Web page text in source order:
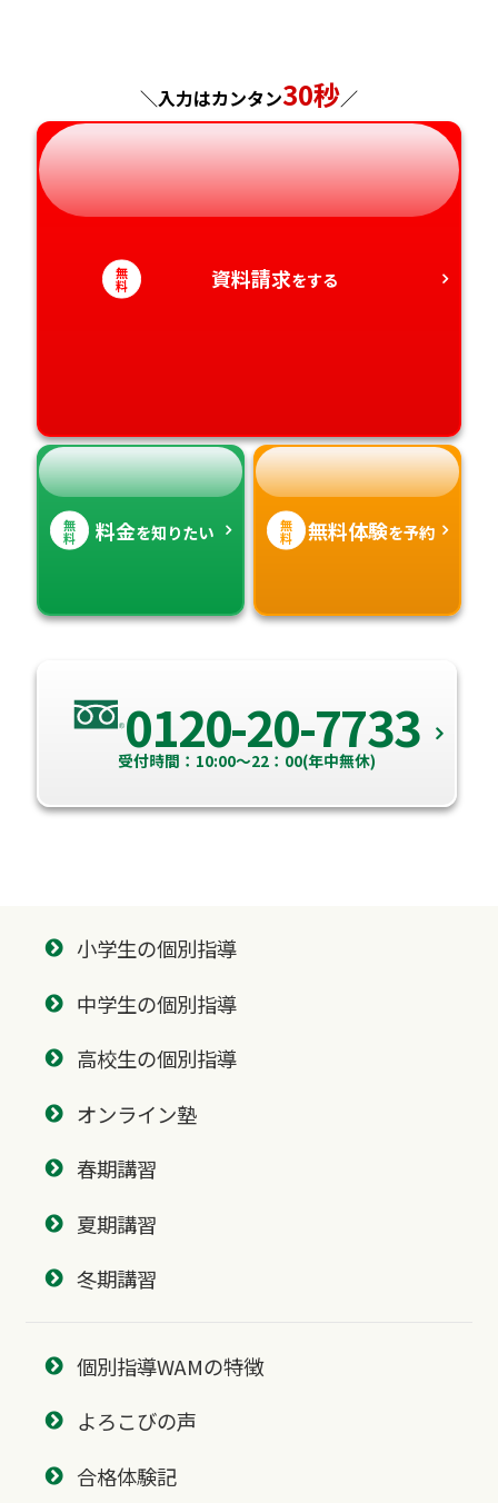
神奈川県
岐阜県
静岡県
愛知県
奈良県
和歌山県
広島県
山口県
徳島県
香川県
長崎県
熊本県
大分県
宮崎県
＼入力はカンタン30秒／
無
料 資料請求をする
無
料 料金を知りたい 無
料 無料体験を予約
0120-20-7733
受付時間：10:00～22：00(年中無休)
小学生の個別指導
中学生の個別指導
高校生の個別指導
オンライン塾
春期講習
夏期講習
冬期講習
個別指導WAMの特徴
よろこびの声
合格体験記